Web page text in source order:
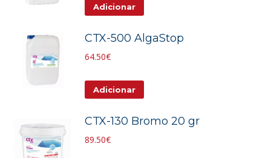
Adicionar
CTX-500 AlgaStop
64.50€
Adicionar
CTX-130 Bromo 20 gr
89.50€